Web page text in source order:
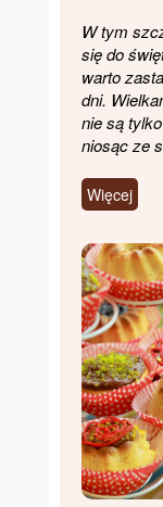
W tym
się do
warto
dni.
nie są
niosąc ze
Więcej